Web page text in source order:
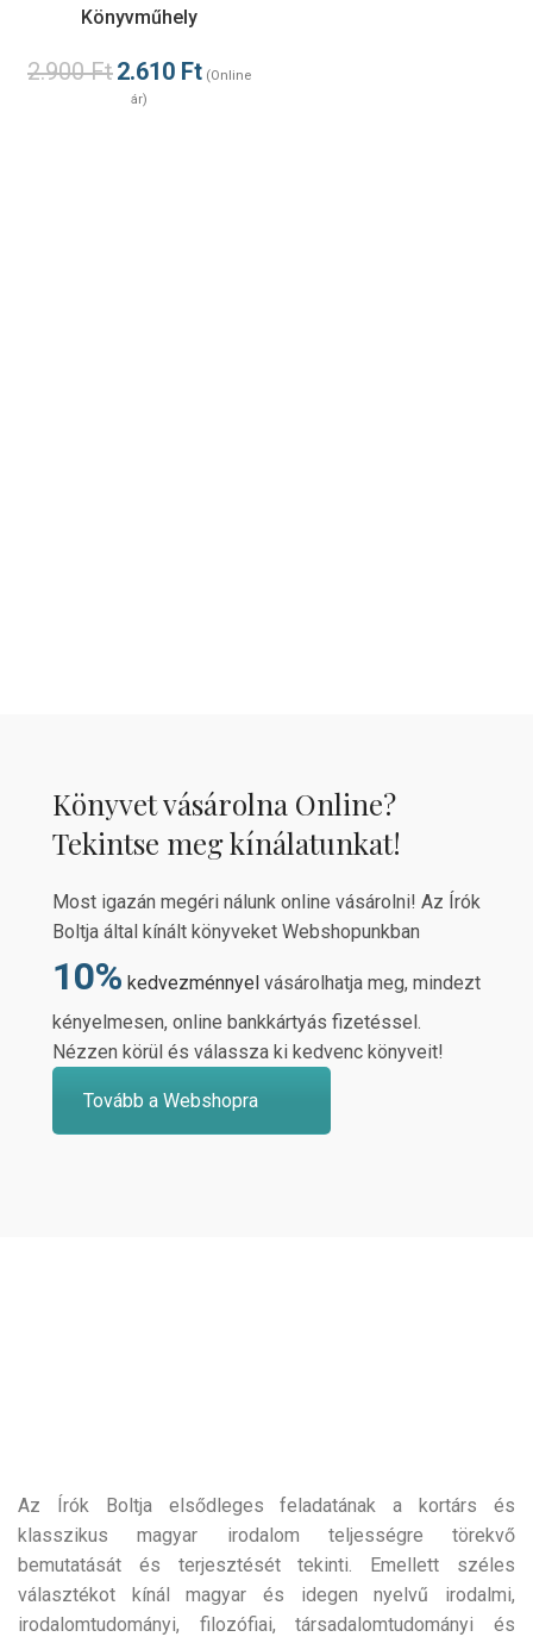
Könyvműhely
2.900Ft2.610 Ft (Online
ár)
Könyvet vásárolna Online?
Tekintse meg kínálatunkat!
Most igazán megéri nálunk online vásárolni! Az Írók
Boltja által kínált könyveket Webshopunkban
10% kedvezménnyel vásárolhatja meg, mindezt
kényelmesen, online bankkártyás fizetéssel.
Nézzen körül és válassza ki kedvenc könyveit!
Tovább a Webshopra
Az Írók Boltja elsődleges feladatának a kortárs és
klasszikus magyar irodalom teljességre törekvő
bemutatását és terjesztését tekinti. Emellett széles
választékot kínál magyar és idegen nyelvű irodalmi,
irodalomtudományi, filozófiai, társadalomtudományi és